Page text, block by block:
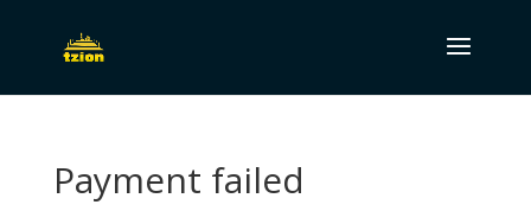
Payment failed